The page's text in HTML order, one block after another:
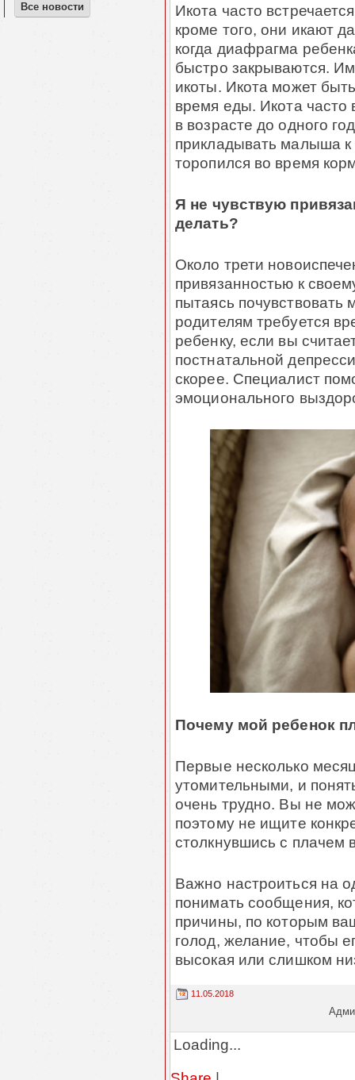
Все новости
Икота часто
кроме того, они икают
когда диафрагма
быстро закрываются.
икоты. Икота может
время еды. Икота часто
в возрасте до одного
прикладывать малыша к
торопился во время
Я не чувствую
делать?
Около трети
привязанностью к
пытаясь почувствовать
родителям требуется
ребенку, если вы
постнатальной
скорее. Специалист
эмоционального
Почему мой ребенок
Первые несколько
утомительными, и
очень трудно. Вы не
поэтому не ищите
столкнувшись с плачем
Важно настроиться на
понимать сообщения,
причины, по которым
голод, желание, чтобы
высокая или слишком
11.05.2018
Loading...